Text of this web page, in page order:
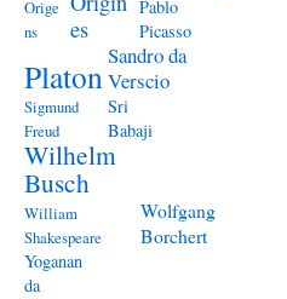
Orige
ns
es
Pablo
Picasso
Platon
Sandro da
Verscio
Sigmund
Freud
Sri
Babaji
Wilhelm
Busch
William
Shakespeare
Wolfgang
Borchert
Yoganan
da